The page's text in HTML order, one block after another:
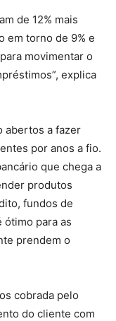
de 12% mais
em torno de 9% e
movimentar o
explica
abertos a fazer
por anos a fio.
que chega a
produtos
fundos de
ótimo para as
prendem o
cobrada pelo
do cliente com